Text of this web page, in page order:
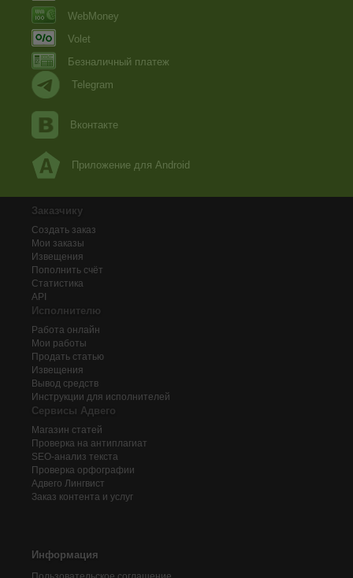
WebMoney
Volet
Безналичный платеж
Telegram
Вконтакте
Приложение для Android
Заказчику
Создать заказ
Мои заказы
Извещения
Пополнить счёт
Статистика
API
Исполнителю
Работа онлайн
Мои работы
Продать статью
Извещения
Вывод средств
Инструкции для исполнителей
Сервисы Адвего
Магазин статей
Проверка на антиплагиат
SEO-анализ текста
Проверка орфографии
Адвего Лингвист
Заказ контента и услуг
Информация